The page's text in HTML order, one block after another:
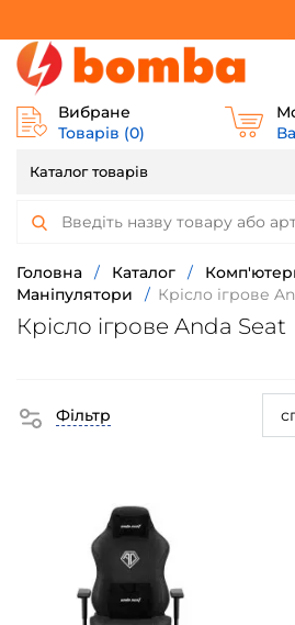
Вибране
Товарів (0)
Каталог товарів
Головна / Каталог /
Маніпулятори
/ Крісло ігрове
Крісло ігрове Anda Seat
Фільтр